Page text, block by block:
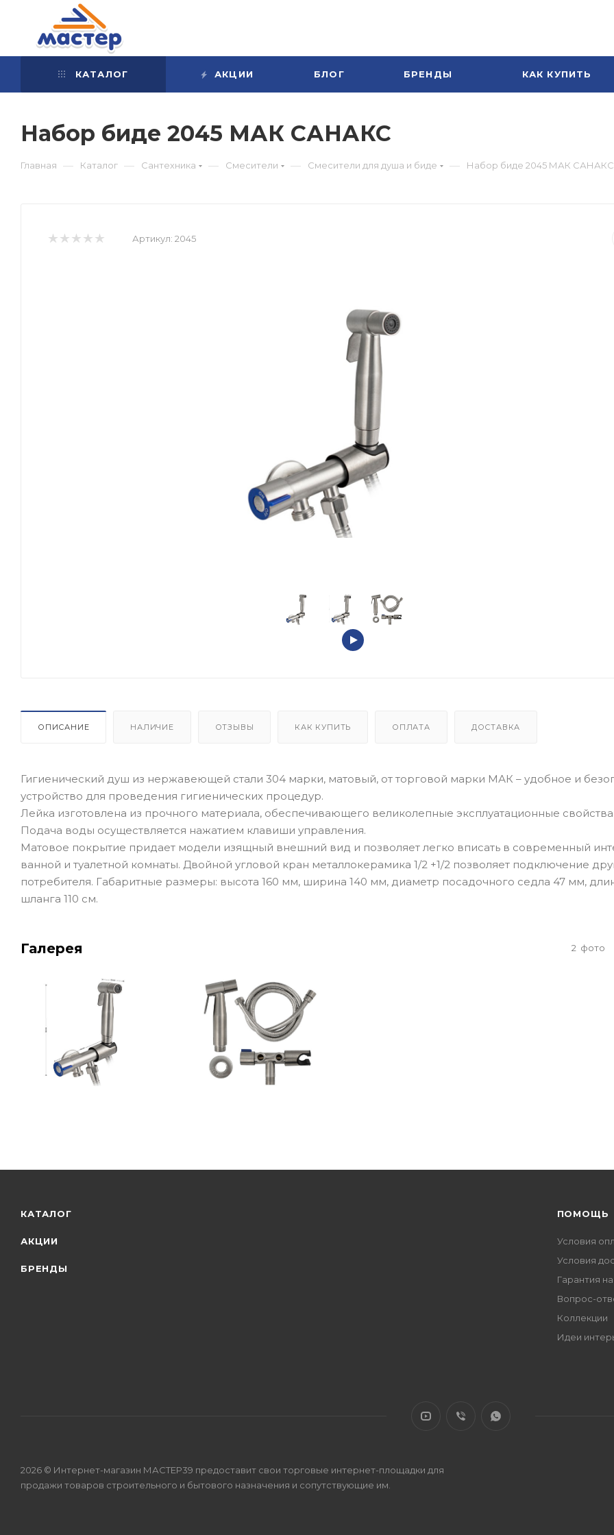
КАТАЛОГ АКЦИИ БЛОГ БРЕНДЫ КАК КУПИТЬ
Набор биде 2045 МАК САНАКС
Главная — Каталог — Сантехника — Смесители — Смесители для душа и биде — Набор биде 2045 МАК САНАКС
Артикул: 2045
ОПИСАНИЕ НАЛИЧИЕ ОТЗЫВЫ КАК КУПИТЬ ОПЛАТА ДОСТАВКА
Гигиенический душ из нержавеющей стали 304 марки, матовый, от торговой марки МАК – удобное и
устройство для проведения гигиенических процедур.
Лейка изготовлена из прочного материала, обеспечивающего великолепные эксплуатационные
Подача воды осуществляется нажатием клавиши управления.
Матовое покрытие придает модели изящный внешний вид и позволяет легко вписать в современный
ванной и туалетной комнаты. Двойной угловой кран металлокерамика 1/2 +1/2 позволяет подключение
потребителя. Габаритные размеры: высота 160 мм, ширина 140 мм, диаметр посадочного седла 47 мм,
шланга 110 см.
Галерея 2 фото
КАТАЛОГ
АКЦИИ
БРЕНДЫ
ПОМОЩЬ
Условия
Условия
Гарантия
Вопрос-
Коллекции
Идеи
2026 © Интернет-магазин МАСТЕР39 предоставит свои торговые интернет-площадки для
продажи товаров строительного и бытового назначения и сопутствующие им.